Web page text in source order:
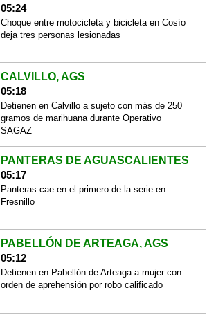
05:24
Choque entre motocicleta y bicicleta en Cosío
deja tres personas lesionadas
CALVILLO, AGS
05:18
Detienen en Calvillo a sujeto con más de 250
gramos de marihuana durante Operativo
SAGAZ
PANTERAS DE AGUASCALIENTES
05:17
Panteras cae en el primero de la serie en
Fresnillo
PABELLÓN DE ARTEAGA, AGS
05:12
Detienen en Pabellón de Arteaga a mujer con
orden de aprehensión por robo calificado